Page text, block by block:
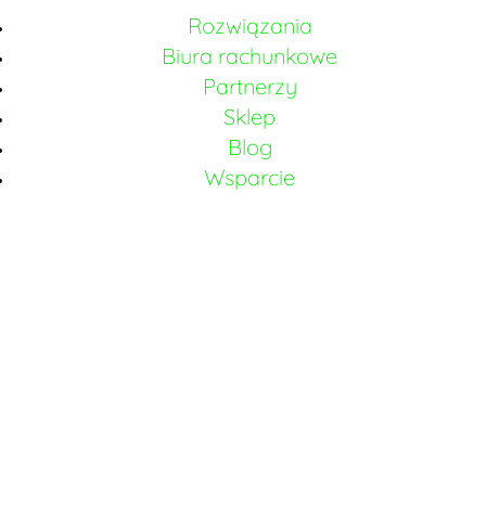
Rozwiązania
Biura rachunkowe
Partnerzy
Sklep
Blog
Wsparcie